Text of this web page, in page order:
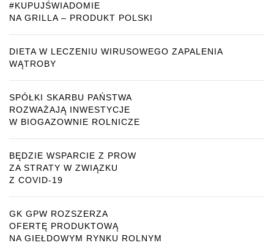
#KUPUJŚWIADOMIE
NA GRILLA – PRODUKT POLSKI
DIETA W LECZENIU WIRUSOWEGO ZAPALENIA
WĄTROBY
SPÓŁKI SKARBU PAŃSTWA
ROZWAŻAJĄ INWESTYCJE
W BIOGAZOWNIE ROLNICZE
BĘDZIE WSPARCIE Z PROW
ZA STRATY W ZWIĄZKU
Z COVID-19
GK GPW ROZSZERZA
OFERTĘ PRODUKTOWĄ
NA GIEŁDOWYM RYNKU ROLNYM